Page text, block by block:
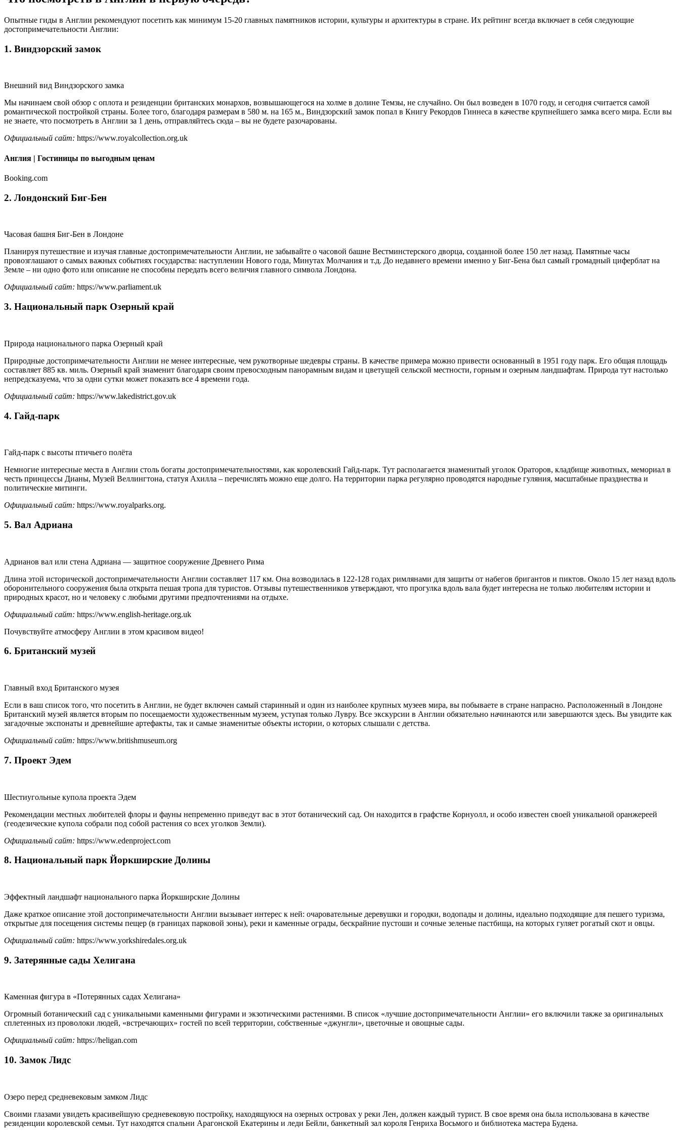
Опытные гиды в Англии рекомендуют посетить как минимум 15-20 главных памятников истории, культуры и архитектуры в стране. Их рейтинг всегда включает в себя следующие
достопримечательности Англии:
1. Виндзорский замок
Внешний вид Виндзорского замка
Мы начинаем свой обзор с оплота и резиденции британских монархов, возвышающегося на холме в долине Темзы, не случайно. Он был возведен в 1070 году, и сегодня считается самой
романтической постройкой страны. Более того, благодаря размерам в 580 м. на 165 м., Виндзорский замок попал в Книгу Рекордов Гиннеса в качестве крупнейшего замка всего мира. Если вы
не знаете, что посмотреть в Англии за 1 день, отправляйтесь сюда – вы не будете разочарованы.
Официальный сайт: https://www.royalcollection.org.uk
Англия | Гостиницы по выгодным ценам
Booking.com
2. Лондонский Биг-Бен
Часовая башня Биг-Бен в Лондоне
Планируя путешествие и изучая главные достопримечательности Англии, не забывайте о часовой башне Вестминстерского дворца, созданной более 150 лет назад. Памятные часы
провозглашают о самых важных событиях государства: наступлении Нового года, Минутах Молчания и т.д. До недавнего времени именно у Биг-Бена был самый громадный циферблат на
Земле – ни одно фото или описание не способны передать всего величия главного символа Лондона.
Официальный сайт: https://www.parliament.uk
3. Национальный парк Озерный край
Природа национального парка Озерный край
Природные достопримечательности Англии не менее интересные, чем рукотворные шедевры страны. В качестве примера можно привести основанный в 1951 году парк. Его общая площадь
составляет 885 кв. миль. Озерный край знаменит благодаря своим превосходным панорамным видам и цветущей сельской местности, горным и озерным ландшафтам. Природа тут настолько
непредсказуема, что за одни сутки может показать все 4 времени года.
Официальный сайт: https://www.lakedistrict.gov.uk
4. Гайд-парк
Гайд-парк с высоты птичьего полёта
Немногие интересные места в Англии столь богаты достопримечательностями, как королевский Гайд-парк. Тут располагается знаменитый уголок Ораторов, кладбище животных, мемориал в
честь принцессы Дианы, Музей Веллингтона, статуя Ахилла – перечислять можно еще долго. На территории парка регулярно проводятся народные гуляния, масштабные празднества и
политические митинги.
Официальный сайт: https://www.royalparks.org.
5. Вал Адриана
Адрианов вал или стена Адриана — защитное сооружение Древнего Рима
Длина этой исторической достопримечательности Англии составляет 117 км. Она возводилась в 122-128 годах римлянами для защиты от набегов бригантов и пиктов. Около 15 лет назад вдоль
оборонительного сооружения была открыта пешая тропа для туристов. Отзывы путешественников утверждают, что прогулка вдоль вала будет интересна не только любителям истории и
природных красот, но и человеку с любыми другими предпочтениями на отдыхе.
Официальный сайт: https://www.english-heritage.org.uk
Почувствуйте атмосферу Англии в этом красивом видео!
6. Британский музей
Главный вход Британского музея
Если в ваш список того, что посетить в Англии, не будет включен самый старинный и один из наиболее крупных музеев мира, вы побываете в стране напрасно. Расположенный в Лондоне
Британский музей является вторым по посещаемости художественным музеем, уступая только Лувру. Все экскурсии в Англии обязательно начинаются или завершаются здесь. Вы увидите как
загадочные экспонаты и древнейшие артефакты, так и самые знаменитые объекты истории, о которых слышали с детства.
Официальный сайт: https://www.britishmuseum.org
7. Проект Эдем
Шестиугольные купола проекта Эдем
Рекомендации местных любителей флоры и фауны непременно приведут вас в этот ботанический сад. Он находится в графстве Корнуолл, и особо известен своей уникальной оранжереей
(геодезические купола собрали под собой растения со всех уголков Земли).
Официальный сайт: https://www.edenproject.com
8. Национальный парк Йоркширские Долины
Эффектный ландшафт национального парка Йоркширские Долины
Даже краткое описание этой достопримечательности Англии вызывает интерес к ней: очаровательные деревушки и городки, водопады и долины, идеально подходящие для пешего туризма,
открытые для посещения системы пещер (в границах парковой зоны), реки и каменные ограды, бескрайние пустоши и сочные зеленые пастбища, на которых гуляет рогатый скот и овцы.
Официальный сайт: https://www.yorkshiredales.org.uk
9. Затерянные сады Хелигана
Каменная фигура в «Потерянных садах Хелигана»
Огромный ботанический сад с уникальными каменными фигурами и экзотическими растениями. В список «лучшие достопримечательности Англии» его включили также за оригинальных
сплетенных из проволоки людей, «встречающих» гостей по всей территории, собственные «джунгли», цветочные и овощные сады.
Официальный сайт: https://heligan.com
10. Замок Лидс
Озеро перед средневековым замком Лидс
Своими глазами увидеть красивейшую средневековую постройку, находящуюся на озерных островах у реки Лен, должен каждый турист. В свое время она была использована в качестве
резиденции королевской семьи. Тут находятся спальни Арагонской Екатерины и леди Бейли, банкетный зал короля Генриха Восьмого и библиотека мастера Будена.